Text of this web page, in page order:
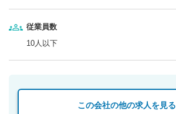
従業員数
10人以下
この会社の他の求人を見る